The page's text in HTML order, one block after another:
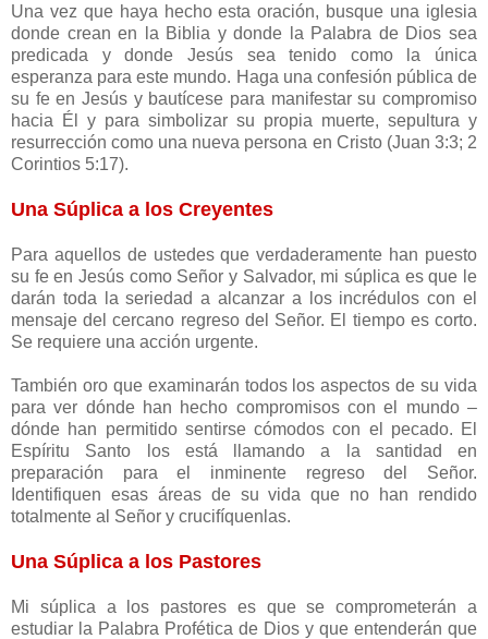
Una vez que haya hecho esta oración, busque una iglesia
donde crean en la Biblia y donde la Palabra de Dios sea
predicada y donde Jesús sea tenido como la única
esperanza para este mundo. Haga una confesión pública de
su fe en Jesús y bautícese para manifestar su compromiso
hacia Él y para simbolizar su propia muerte, sepultura y
resurrección como una nueva persona en Cristo (Juan 3:3; 2
Corintios 5:17).
Una Súplica a los Creyentes
Para aquellos de ustedes que verdaderamente han puesto
su fe en Jesús como Señor y Salvador, mi súplica es que le
darán toda la seriedad a alcanzar a los incrédulos con el
mensaje del cercano regreso del Señor. El tiempo es corto.
Se requiere una acción urgente.
También oro que examinarán todos los aspectos de su vida
para ver dónde han hecho compromisos con el mundo –
dónde han permitido sentirse cómodos con el pecado. El
Espíritu Santo los está llamando a la santidad en
preparación para el inminente regreso del Señor.
Identifiquen esas áreas de su vida que no han rendido
totalmente al Señor y crucifíquenlas.
Una Súplica a los Pastores
Mi súplica a los pastores es que se comprometerán a
estudiar la Palabra Profética de Dios y que entenderán que